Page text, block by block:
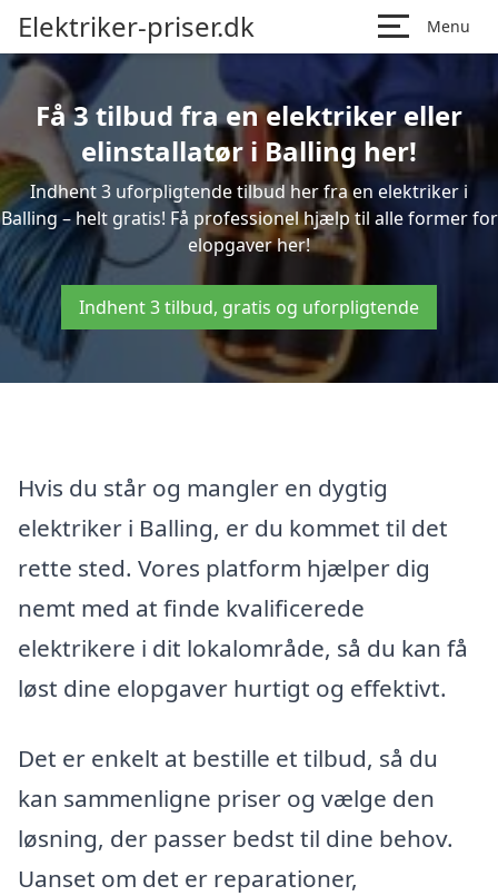
Elektriker-priser.dk Menu
Få 3 tilbud fra en elektriker eller
elinstallatør i Balling her!
Indhent 3 uforpligtende tilbud her fra en elektriker i
Balling – helt gratis! Få professionel hjælp til alle former for
elopgaver her!
Indhent 3 tilbud, gratis og uforpligtende
Hvis du står og mangler en dygtig
elektriker i Balling, er du kommet til det
rette sted. Vores platform hjælper dig
nemt med at finde kvalificerede
elektrikere i dit lokalområde, så du kan få
løst dine elopgaver hurtigt og effektivt.
Det er enkelt at bestille et tilbud, så du
kan sammenligne priser og vælge den
løsning, der passer bedst til dine behov.
Uanset om det er reparationer,